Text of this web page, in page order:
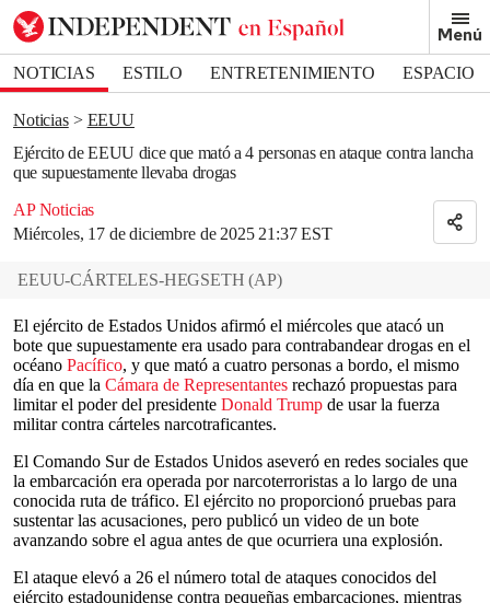
Menú
NOTICIAS ESTILO ENTRETENIMIENTO
ESPACIO
DEPORTES
Noticias
EEUU
Ejército de EEUU dice que mató a 4 personas en ataque contra lancha
que supuestamente llevaba drogas
AP Noticias
Miércoles, 17 de diciembre de 2025 21:37 EST
Bookmark popover
Removed from bookmarks
Close popover
EEUU-CÁRTELES-HEGSETH (AP)
El ejército de Estados Unidos afirmó el miércoles que atacó un
bote que supuestamente era usado para contrabandear drogas en el
océano Pacífico, y que mató a cuatro personas a bordo, el mismo
día en que la Cámara de Representantes rechazó propuestas para
limitar el poder del presidente Donald Trump de usar la fuerza
militar contra cárteles narcotraficantes.
El Comando Sur de Estados Unidos aseveró en redes sociales que
la embarcación era operada por narcoterroristas a lo largo de una
conocida ruta de tráfico. El ejército no proporcionó pruebas para
sustentar las acusaciones, pero publicó un video de un bote
avanzando sobre el agua antes de que ocurriera una explosión.
El ataque elevó a 26 el número total de ataques conocidos del
ejército estadounidense contra pequeñas embarcaciones, mientras